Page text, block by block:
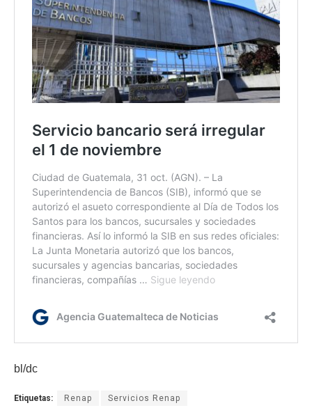
bl/dc
Etiquetas: Renap Servicios Renap